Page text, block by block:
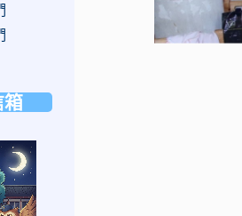
https://forms.gle/sb6qss7apF2uRjVc7